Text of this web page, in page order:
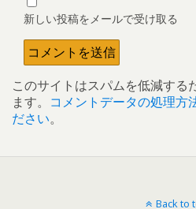
新しい投稿をメールで受け取る
このサイトはスパムを低減する
ます。
コメントデータの処理方
ださい。
Back to